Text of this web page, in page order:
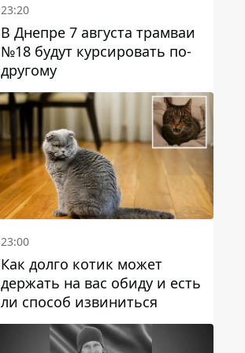
23:20
В Днепре 7 августа трамваи
№18 будут курсировать по-
другому
23:00
Как долго котик может
держать на вас обиду и есть
ли способ извиниться